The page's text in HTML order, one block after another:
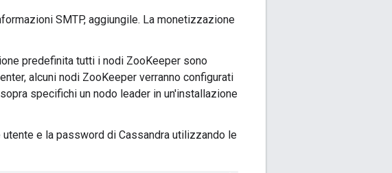
SMTP, aggiungile. La monetizzazione
predefinita tutti i nodi ZooKeeper sono
alcuni nodi ZooKeeper verranno configurati
specifichi un nodo leader in un'installazione
e la password di Cassandra utilizzando le